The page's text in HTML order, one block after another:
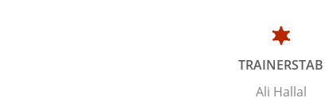
TRAINERSTAB
Ali Hallal